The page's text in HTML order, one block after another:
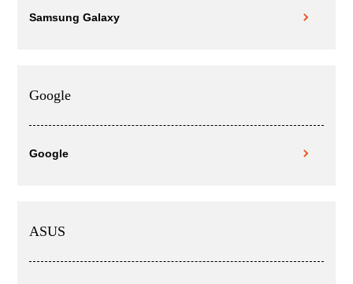
Samsung Galaxy
Google
Google
ASUS